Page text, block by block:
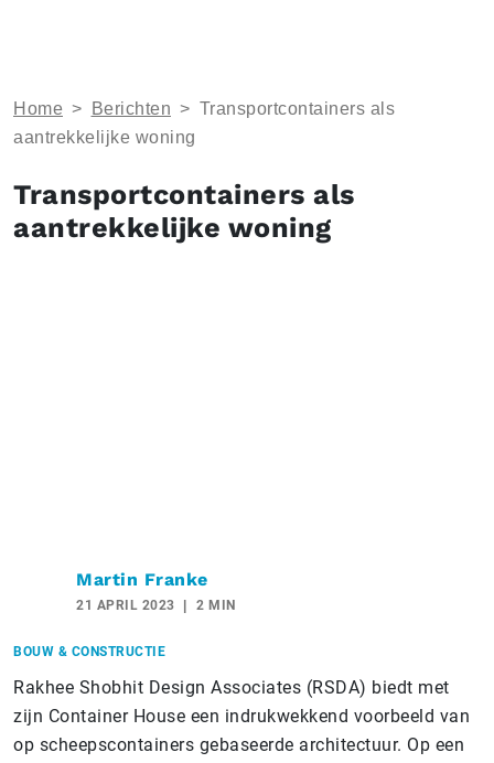
Home > Berichten > Transportcontainers als
aantrekkelijke woning
Transportcontainers als
aantrekkelijke woning
Martin Franke
21 APRIL 2023 2 MIN
BOUW & CONSTRUCTIE
Rakhee Shobhit Design Associates (RSDA) biedt met
zijn Container House een indrukwekkend voorbeeld van
op scheepscontainers gebaseerde architectuur. Op een